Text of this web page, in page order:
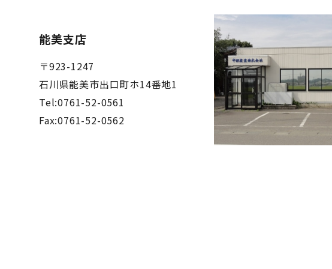
能美支店
〒923-1247
石川県能美市出口町ホ14番地1
Tel:0761-52-0561
Fax:0761-52-0562